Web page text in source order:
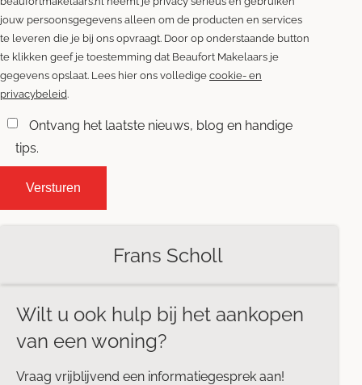
jouw persoonsgegevens alleen om de producten en services
te leveren die je bij ons opvraagt. Door op onderstaande button
te klikken geef je toestemming dat Beaufort Makelaars je
gegevens opslaat. Lees hier ons volledige cookie- en
privacybeleid.
Ontvang het laatste nieuws, blog en handige
tips.
Frans Scholl
Wilt u ook hulp bij het aankopen
van een woning?
Vraag vrijblijvend een informatiegesprek aan!